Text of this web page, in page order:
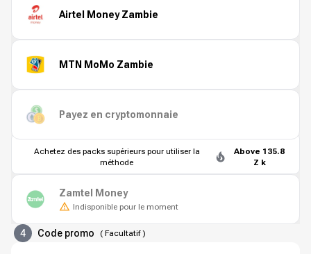
Airtel Money Zambie
MTN MoMo Zambie
Payez en cryptomonnaie
Achetez des packs supérieurs pour utiliser la
méthode
Above 135.8
Z k
Zamtel Money
Indisponible pour le moment
4 Code promo ( Facultatif)